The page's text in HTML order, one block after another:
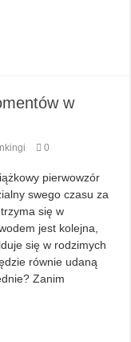
w
0
pierwowzór
swego czasu za
się w
jest kolejna,
się w rodzimych
równie udaną
Zanim